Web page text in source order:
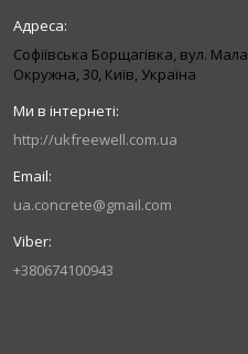
Софіївська Борщагівка, вул. Мала
Окружна, 30, Київ, Україна
http://ukfreewell.com.ua
ua.concrete@gmail.com
+380674100943